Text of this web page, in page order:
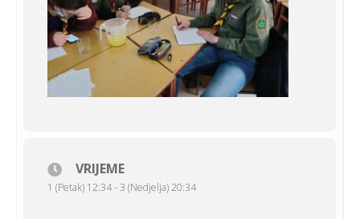
VRIJEME
1 (Petak) 12:34 - 3 (Nedjelja) 20:34